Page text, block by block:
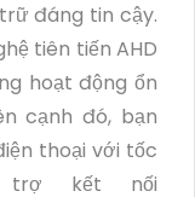
đáng tin cậy.
tiên tiến AHD
hoạt động ổn
cạnh đó, bạn
thoại với tốc
trợ kết nối